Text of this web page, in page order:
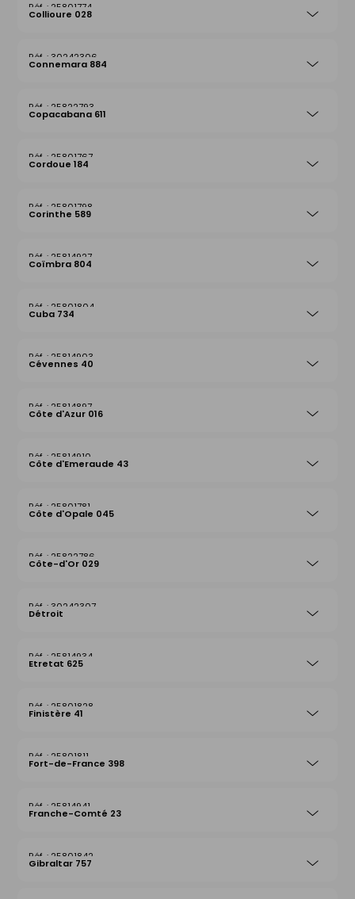
25801774
Collioure 028
30242306
Connemara 884
25822793
Copacabana 611
25801767
Cordoue 184
25801798
Corinthe 589
25814927
Coïmbra 804
25801804
Cuba 734
25814903
Cévennes 40
25814897
Côte d'Azur 016
25814910
Côte d'Emeraude 43
25801781
Côte d'Opale 045
25822786
Côte-d'Or 029
30242307
Détroit
25814934
Etretat 625
25801828
Finistère 41
25801811
Fort-de-France 398
25814941
Franche-Comté 23
25801842
Gibraltar 757